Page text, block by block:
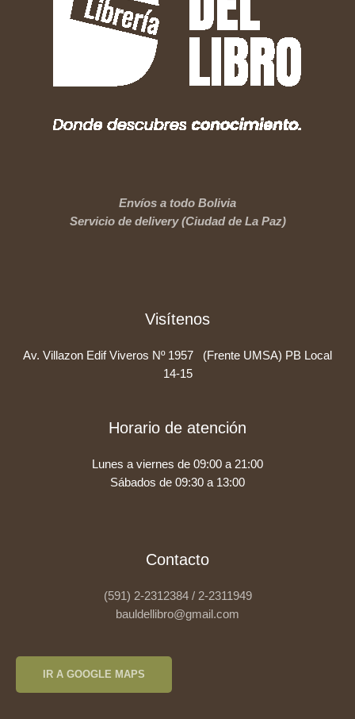
Envíos a todo Bolivia
Servicio de delivery (Ciudad de La Paz)
Visítenos
Av. Villazon Edif Viveros Nº 1957 (Frente UMSA) PB Local
14-15
Horario de atención
Lunes a viernes de 09:00 a 21:00
Sábados de 09:30 a 13:00
Contacto
(591) 2-2312384 / 2-2311949
bauldellibro@gmail.com
IR A GOOGLE MAPS